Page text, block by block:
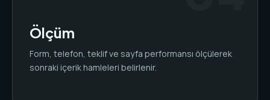
Ölçüm
Form, telefon, teklif ve sayfa performansı ölçülerek
sonraki içerik hamleleri belirlenir.